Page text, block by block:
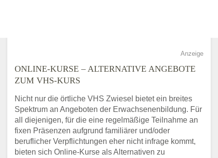
Anzeige
ONLINE-KURSE – ALTERNATIVE ANGEBOTE
ZUM VHS-KURS
Nicht nur die örtliche VHS Zwiesel bietet ein breites
Spektrum an Angeboten der Erwachsenenbildung. Für
all diejenigen, für die eine regelmäßige Teilnahme an
fixen Präsenzen aufgrund familiärer und/oder
beruflicher Verpflichtungen eher nicht infrage kommt,
bieten sich Online-Kurse als Alternativen zu